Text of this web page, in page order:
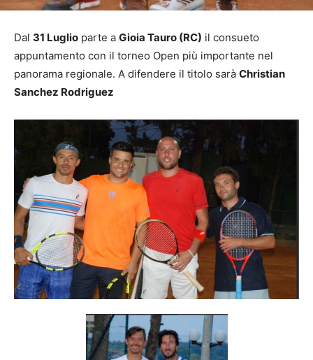
Dal 31 Luglio parte a Gioia Tauro (RC) il consueto
appuntamento con il torneo Open più importante nel
panorama regionale. A difendere il titolo sarà Christian
Sanchez Rodriguez